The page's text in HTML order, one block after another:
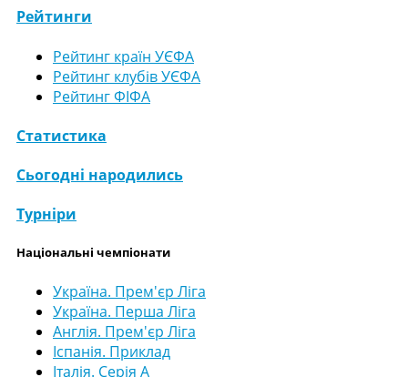
Рейтинги
Рейтинг країн УЄФА
Рейтинг клубів УЄФА
Рейтинг ФІФА
Статистика
Сьогодні народились
Турніри
Національні чемпіонати
Україна. Прем'єр Ліга
Україна. Перша Ліга
Англія. Прем'єр Ліга
Іспанія. Приклад
Італія. Серія А